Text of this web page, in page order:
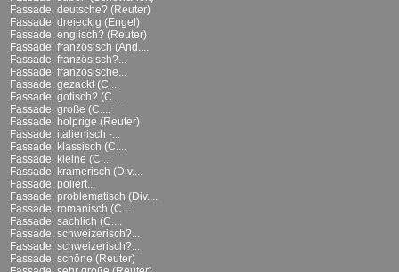
Fassade, deutsche? (Reuter)
Fassade, dreieckig (Engel)
Fassade, englisch? (Reuter)
Fassade, französisch (And....
Fassade, französisch?...
Fassade, französische...
Fassade, gezackt (C....
Fassade, gotisch? (C....
Fassade, große (C....
Fassade, holprige (Reuter)
Fassade, italienisch -...
Fassade, klassisch (C....
Fassade, kleine (C....
Fassade, kramerisch (Div....
Fassade, poliert...
Fassade, problematisch (Div....
Fassade, romanisch (C....
Fassade, sachlich (C....
Fassade, schweizerisch?...
Fassade, schweizerisch?...
Fassade, schöne (Reuter)